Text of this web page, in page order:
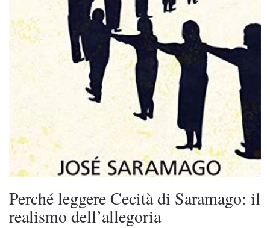
Perché leggere Cecità di Saramago: il
realismo dell’allegoria